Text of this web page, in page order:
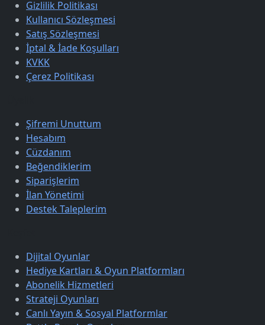
Gizlilik Politikası
Kullanıcı Sözleşmesi
Satış Sözleşmesi
İptal & İade Koşulları
KVKK
Çerez Politikası
Şifremi Unuttum
Hesabım
Cüzdanım
Beğendiklerim
Siparişlerim
İlan Yönetimi
Destek Taleplerim
Dijital Oyunlar
Hediye Kartları & Oyun Platformları
Abonelik Hizmetleri
Strateji Oyunları
Canlı Yayın & Sosyal Platformlar